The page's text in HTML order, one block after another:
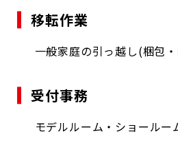
移転作業
一般家庭の引っ越し(梱包
受付事務
モデルルーム・ショール